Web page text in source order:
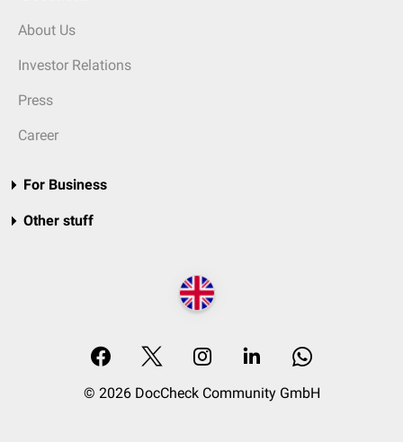
About Us
Investor Relations
Press
Career
For Business
Other stuff
© 2026 DocCheck Community GmbH